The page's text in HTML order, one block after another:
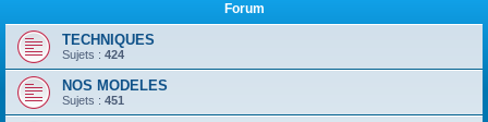
Forum
TECHNIQUES
Sujets : 424
NOS MODELES
Sujets : 451